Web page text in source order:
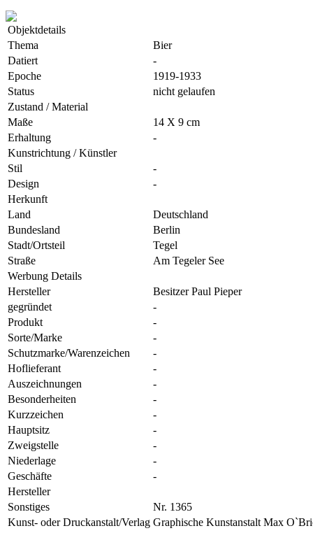
Objektdetails
Thema
Bier
Datiert
-
Epoche
1919-1933
Status
nicht gelaufen
Zustand / Material
Maße
14 X 9 cm
Erhaltung
-
Kunstrichtung / Künstler
Stil
-
Design
-
Herkunft
Land
Deutschland
Bundesland
Berlin
Stadt/Ortsteil
Tegel
Straße
Am Tegeler See
Werbung Details
Hersteller
Besitzer Paul Pieper
gegründet
-
Produkt
-
Sorte/Marke
-
Schutzmarke/Warenzeichen
-
Hoflieferant
-
Auszeichnungen
-
Besonderheiten
-
Kurzzeichen
-
Hauptsitz
-
Zweigstelle
-
Niederlage
-
Geschäfte
-
Hersteller
Sonstiges
Nr. 1365
Kunst- oder Druckanstalt/Verlag Graphische Kunstanstalt Max